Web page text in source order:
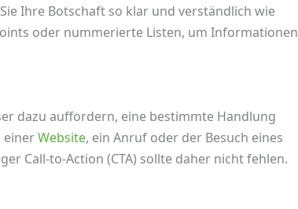
Ihre Botschaft so klar und verständlich wie
oder nummerierte Listen, um Informationen
dazu auffordern, eine bestimmte Handlung
einerWebsite, ein Anruf oder der Besuch eines
Call-to-Action (CTA) sollte daher nicht fehlen.